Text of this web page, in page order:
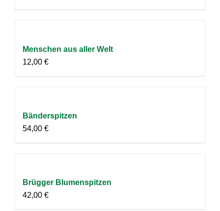
Menschen aus aller Welt
12,00 €
Bänderspitzen
54,00 €
Brügger Blumenspitzen
42,00 €